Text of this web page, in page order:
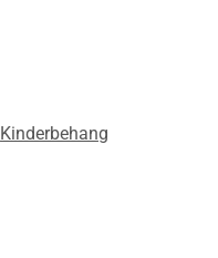
Kinderbehang